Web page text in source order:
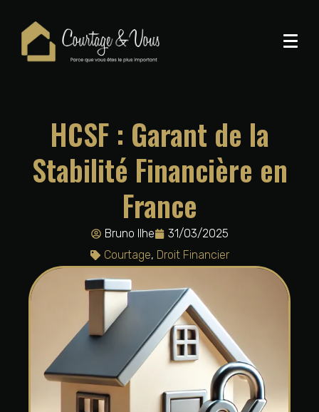
HCSF : Garant de la
Stabilité Financière en
France
Bruno Ilhe
31/03/2025
Courtage, Droit Financier